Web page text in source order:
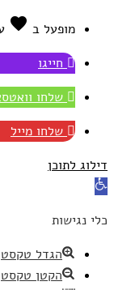
מופעל ב favorite
חייגו
שלחו
שלחו מייל
דילוג לתוכן
פתח
נגישות
כלי נגישות
הגדל טקסט
הקטן טקסט